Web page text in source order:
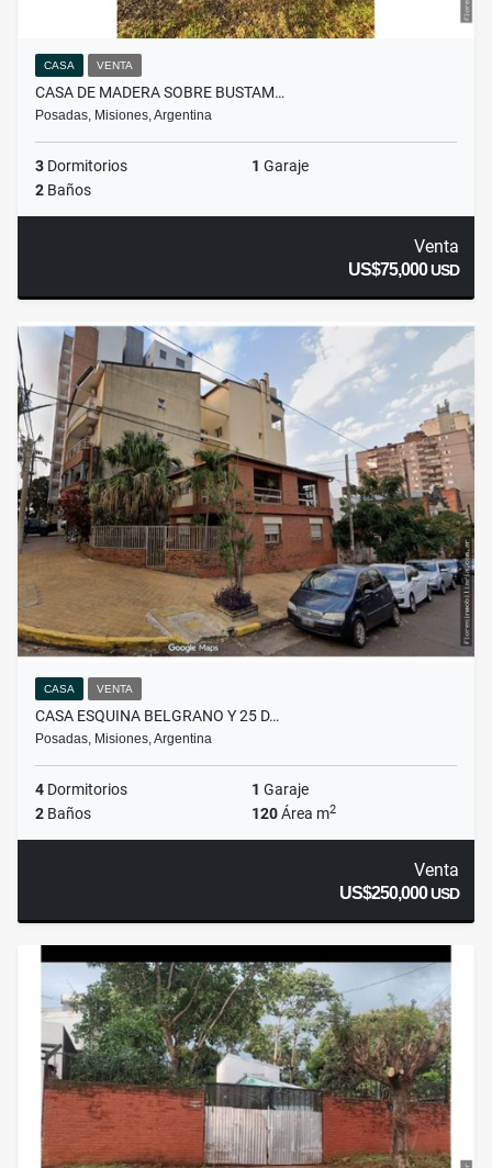
CASA VENTA
CASA DE MADERA SOBRE BUSTAM…
Posadas, Misiones, Argentina
3 Dormitorios 1 Garaje
2 Baños
Venta
US$75,000USD
CASA VENTA
CASA ESQUINA BELGRANO Y 25 D…
Posadas, Misiones, Argentina
4 Dormitorios 1 Garaje
2 Baños 120Área m2
Venta
US$250,000USD